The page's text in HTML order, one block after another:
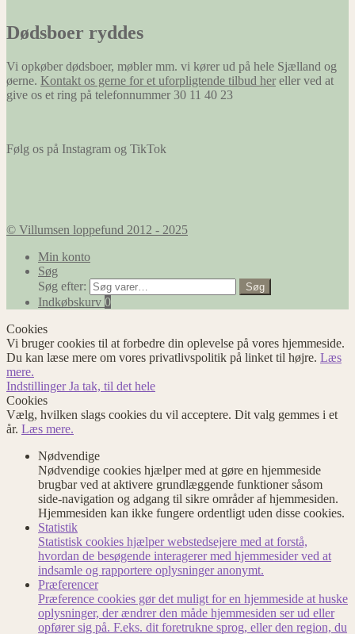
Dødsboer ryddes
Vi opkøber dødsboer, møbler mm. vi kører ud på hele Sjælland og
øerne. Kontakt os gerne for et uforpligtende tilbud her eller ved at
give os et ring på telefonnummer 30 11 40 23
Følg os på Instagram og TikTok
© Villumsen loppefund 2012 - 2025
Min konto
Søg
Søg efter:
Søg
Indkøbskurv 0
Cookies
Vi bruger cookies til at forbedre din oplevelse på vores hjemmeside.
Du kan læse mere om vores privatlivspolitik på linket til højre. Læs
mere.
IndstillingerJa tak, til det hele
Cookies
Vælg, hvilken slags cookies du vil acceptere. Dit valg gemmes i et
år. Læs mere.
Nødvendige
Nødvendige cookies hjælper med at gøre en hjemmeside
brugbar ved at aktivere grundlæggende funktioner såsom
side-navigation og adgang til sikre områder af hjemmesiden.
Hjemmesiden kan ikke fungere ordentligt uden disse cookies.
Statistik
Statistisk cookies hjælper webstedsejere med at forstå,
hvordan de besøgende interagerer med hjemmesider ved at
indsamle og rapportere oplysninger anonymt.
Præferencer
Præference cookies gør det muligt for en hjemmeside at huske
oplysninger, der ændrer den måde hjemmesiden ser ud eller
opfører sig på. F.eks. dit foretrukne sprog, eller den region, du